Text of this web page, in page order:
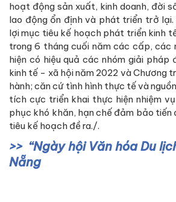
hoạt động sản xuất, kinh doanh, đời
lao động ổn định và phát triển trở
lợi mục tiêu kế hoạch phát triển kinh
trong 6 tháng cuối năm các cấp,
hiện có hiệu quả các nhóm giải pháp
kinh tế - xã hội năm 2022 và Chương
hành; căn cứ tình hình thực tế và
tích cực triển khai thực hiện nhiệm
phục khó khăn, hạn chế đảm bảo
tiêu kế hoạch đề ra./.
“Ngày hội Văn hóa Du
Nẵng